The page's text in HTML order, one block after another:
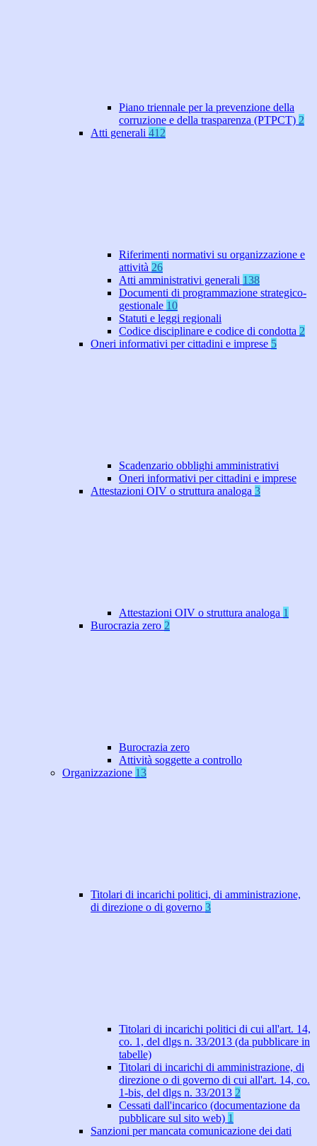
Piano triennale per la prevenzione della
corruzione e della trasparenza (PTPCT) 2
Atti generali 412
Riferimenti normativi su organizzazione e
attività 26
Atti amministrativi generali 138
Documenti di programmazione strategico-
gestionale 10
Statuti e leggi regionali
Codice disciplinare e codice di condotta 2
Oneri informativi per cittadini e imprese 5
Scadenzario obblighi amministrativi
Oneri informativi per cittadini e imprese
Attestazioni OIV o struttura analoga 3
Attestazioni OIV o struttura analoga 1
Burocrazia zero 2
Burocrazia zero
Attività soggette a controllo
Organizzazione 13
Titolari di incarichi politici, di amministrazione,
di direzione o di governo 3
Titolari di incarichi politici di cui all'art. 14,
co. 1, del dlgs n. 33/2013 (da pubblicare in
tabelle)
Titolari di incarichi di amministrazione, di
direzione o di governo di cui all'art. 14, co.
1-bis, del dlgs n. 33/2013 2
Cessati dall'incarico (documentazione da
pubblicare sul sito web) 1
Sanzioni per mancata comunicazione dei dati